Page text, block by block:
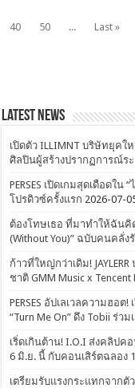
40
50 ... Last »
Latest News
เปิดตัว ILLIMNT บริษัทยุคใ
ศิลปินผู้สร้างปรากฏการณ์ร
PERSES เปิดเกมสุดเดือดใน
โปรดิวซ์ครั้งแรก 2026-07-
ต้องโทษเธอ ที่มาทำให้ฉันคิ
(Without You)” ฉบับคนคลั่ง
ก้าวที่ใหญ่กว่าเดิม! JAYLERR
ชาติ GMM Music x Tencent
PERSES อัปเลเวลความฮ
“Turn Me On” ดึง Tobii ร่
เริ่ดเกินต้าน! I.O.I ส่งคลิปค
6 มิ.ย. นี้ กับคอนเสิร์ตฉลอง
เตรียมรับแรงกระแทกจากตั